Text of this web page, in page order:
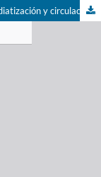
Capítulo 5. La construcción de casos sobre mediatización y circulación como objetos de investigación: de las lógicas de las analogías para estudiar la explosión de los desfasajes